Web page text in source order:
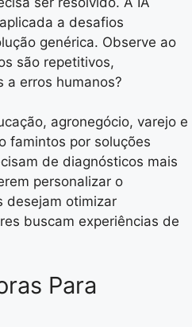
a desafios
genérica. Observe ao
são repetitivos,
a erros humanos?
agronegócio, varejo e
famintos por soluções
de diagnósticos mais
personalizar o
desejam otimizar
buscam experiências de
Para